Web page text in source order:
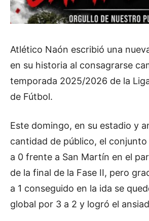
Atlético Naón escribió una
en su historia al consagrarse
temporada 2025/2026 de la
de Fútbol.
Este domingo, en su estadio y
cantidad de público, el
a 0 frente a San Martín en el
de la final de la Fase II, pero
a 1 conseguido en la ida se
global por 3 a 2 y logró el